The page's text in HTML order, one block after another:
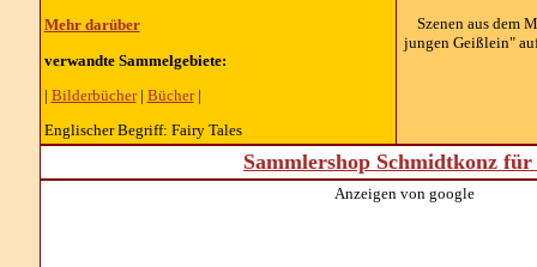
Mehr darüber
verwandte Sammelgebiete:
| Bilderbücher| Bücher|
Englischer Begriff: Fairy Tales
Szenen aus dem
jungen Geißlein"
Sammlershop Schmidtkonz
Anzeigen von google